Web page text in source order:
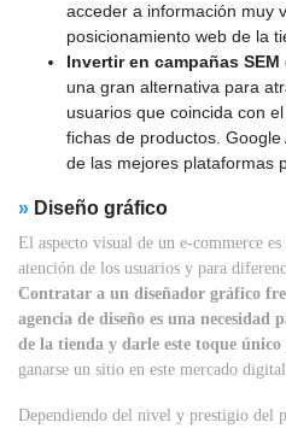
acceder a información muy
posicionamiento web de la
Invertir en campañas SEM
una gran alternativa para
usuarios que coincida con el
fichas de productos. Google
de las mejores plataformas
» Diseño gráfico
El aspecto visual de un e-commerce
atención de los usuarios y para
Contratar a un diseñador gráfico
agencia de diseño es una necesidad
de la tienda y darle este toque
ganarse un sitio en este mercado
Dependiendo del nivel y prestigio del